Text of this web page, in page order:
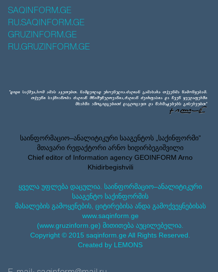
SAQINFORM.GE
RU.SAQINFORM.GE
GRUZINFORM.GE
RU.GRUZINFORM.GE
საინფორმაციო–ანალიტიკური სააგენტოს „საქინფორმი”
მთავარი რედაქტორი არნო ხიდირბეგიშვილი
Chief editor of Information agency GEOINFORM Arno
Khidirbegishvili
ყველა უფლება დაცულია. საინფორმაციო–ანალიტიკური
სააგენტო საქინფორმის
მასალების გამოყენების, ციტირებისა ანდა გამოქვეყნებისას
www.saqinform.ge
(www.gruzinform.ge) მითითება აუცილებელია.
Copyright © 2015 saqinform.ge All Rights Reserved.
Created by LEMONS